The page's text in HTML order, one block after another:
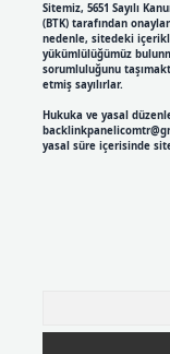
Sitemiz, 5651 Sayılı
(BTK) tarafından
nedenle, sitedeki
yükümlülüğümüz
sorumluluğunu
etmiş sayılırlar.
Hukuka ve yasal
yasal süre içerisinde